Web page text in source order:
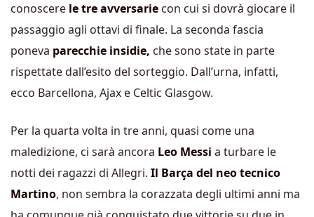
conoscere le tre avversarie con cui si dovrà giocare il
passaggio agli ottavi di finale. La seconda fascia
poneva parecchie insidie, che sono state in parte
rispettate dall’esito del sorteggio. Dall’urna, infatti,
ecco Barcellona, Ajax e Celtic Glasgow.
Per la quarta volta in tre anni, quasi come una
maledizione, ci sarà ancora Leo Messi a turbare le
notti dei ragazzi di Allegri. Il Barça del neo tecnico
Martino, non sembra la corazzata degli ultimi anni ma